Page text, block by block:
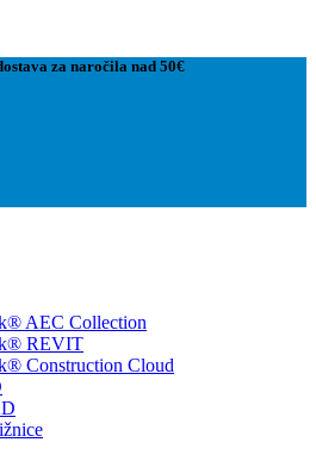
za naročila nad 50€
AEC Collection
REVIT
Construction Cloud